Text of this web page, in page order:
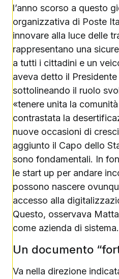
l’anno scorso a questo
organizzativa di Poste
innovare alla luce delle
rappresentano una
a tutti i cittadini e un
aveva detto il
sottolineando il ruolo
«tenere unita la
contrastata la
nuove occasioni di
aggiunto il Capo dello
sono fondamentali. In
le start up per andare
possono nascere
accesso alla
Questo, osservava
come azienda di sistema.
Un documento
Va nella direzione